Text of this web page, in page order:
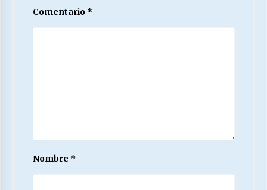
Comentario *
Nombre *